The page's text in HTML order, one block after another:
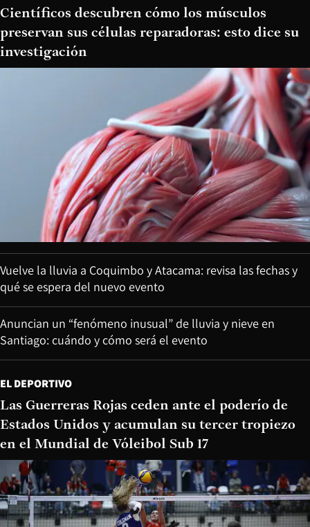
Científicos descubren cómo los músculos
preservan sus células reparadoras: esto dice su
investigación
Vuelve la lluvia a Coquimbo y Atacama: revisa las fechas y
qué se espera del nuevo evento
Anuncian un “fenómeno inusual” de lluvia y nieve en
Santiago: cuándo y cómo será el evento
EL DEPORTIVO
Las Guerreras Rojas ceden ante el poderío de
Estados Unidos y acumulan su tercer tropiezo
en el Mundial de Vóleibol Sub 17